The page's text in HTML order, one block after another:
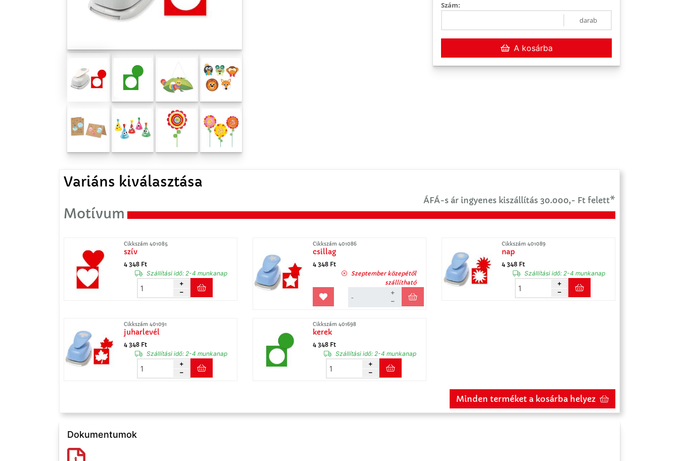
Szám:
darab
A kosárba
Variáns kiválasztása
ÁFÁ-s ár ingyenes kiszállítás 30.000,- Ft felett*
Motívum
Cikkszám 401085
szív
4 348 Ft
Szállítási idő: 2-4 munkanap
Cikkszám 401086
csillag
4 348 Ft
Szeptember közepétől
szállítható
Cikkszám 401089
nap
4 348 Ft
Szállítási idő: 2-4 munkanap
Cikkszám 401091
juharlevél
4 348 Ft
Szállítási idő: 2-4 munkanap
Cikkszám 401698
kerek
4 348 Ft
Szállítási idő: 2-4 munkanap
Minden terméket a kosárba helyez
Dokumentumok